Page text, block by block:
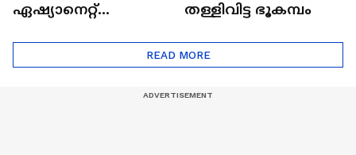
ഏഷ്യാനെറ്റ്
തള്ളിവിട്ട ഭൂകമ്പം
READ MORE